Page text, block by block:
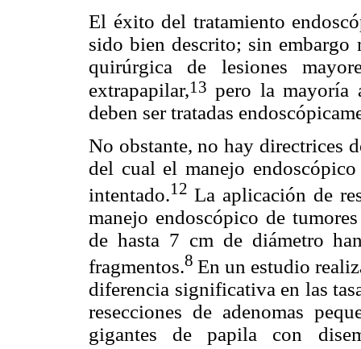
El éxito del tratamiento
sido bien descrito; sin embargo
quirúrgica de lesiones
extrapapilar,13 pero la mayoría
deben ser tratadas
No obstante, no hay directrices
del cual el manejo
intentado.12 La aplicación de
manejo endoscópico de
de hasta 7 cm de diámetro
fragmentos.8 En un estudio
diferencia significativa en las
resecciones de adenomas
gigantes de papila con